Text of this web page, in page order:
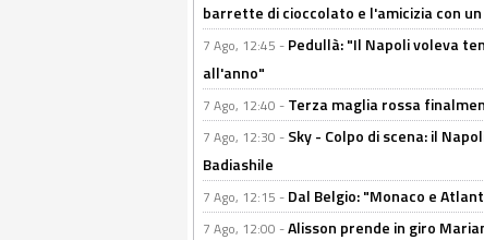
barrette di cioccolato e l'amicizia con un
7 Ago, 12:45 - Pedullà: "Il Napoli voleva
all'anno"
7 Ago, 12:40 - Terza maglia rossa
7 Ago, 12:30 - Sky - Colpo di scena: il
Badiashile
7 Ago, 12:15 - Dal Belgio: "Monaco e
7 Ago, 12:00 -Alisson prende in giro